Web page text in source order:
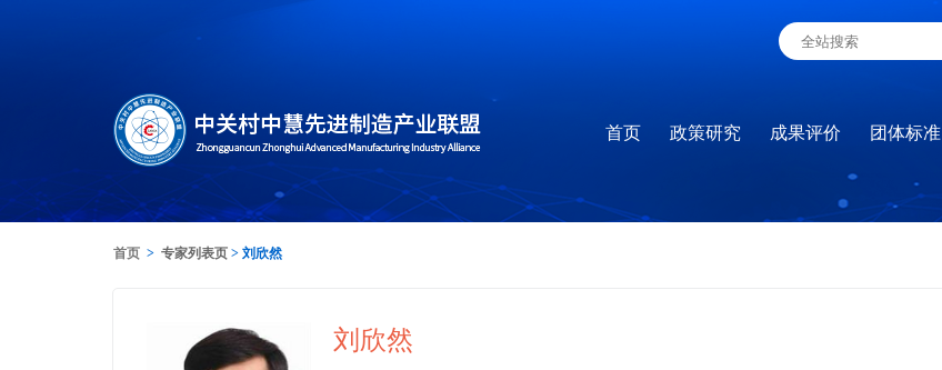
首页 政策研究 成果评价 团体标准
首页 > 专家列表页 > 刘欣然
刘欣然